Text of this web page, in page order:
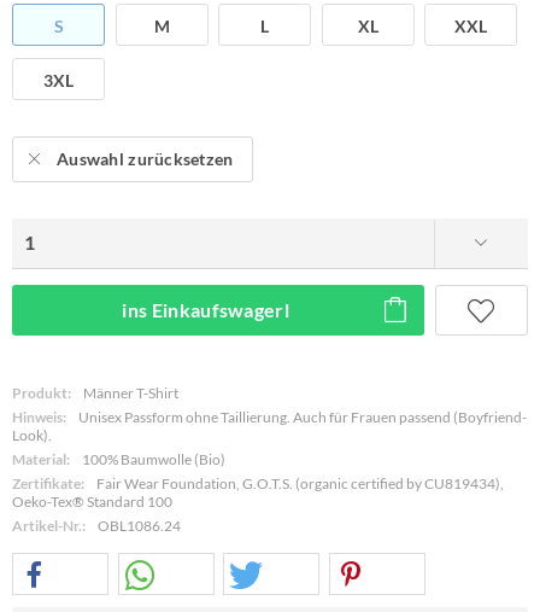
S M L XL XXL
3XL
Auswahl zurücksetzen
ins Einkaufswagerl
Produkt:
Männer T-Shirt
Hinweis:
Unisex Passform ohne Taillierung. Auch für Frauen passend (Boyfriend-
Look).
Material:
100% Baumwolle (Bio)
Zertifikate:
Fair Wear Foundation, G.O.T.S. (organic certified by CU819434),
Oeko-Tex® Standard 100
Artikel-Nr.:
OBL1086.24